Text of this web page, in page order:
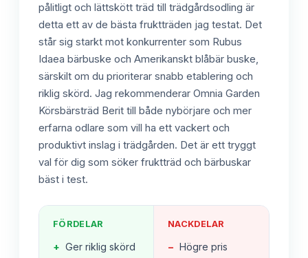
pålitligt och lättskött träd till trädgårdsodling är
detta ett av de bästa fruktträden jag testat. Det
står sig starkt mot konkurrenter som Rubus
Idaea bärbuske och Amerikanskt blåbär buske,
särskilt om du prioriterar snabb etablering och
riklig skörd. Jag rekommenderar Omnia Garden
Körsbärsträd Berit till både nybörjare och mer
erfarna odlare som vill ha ett vackert och
produktivt inslag i trädgården. Det är ett tryggt
val för dig som söker fruktträd och bärbuskar
bäst i test.
FÖRDELAR
+ Ger riklig skörd
NACKDELAR
− Högre pris